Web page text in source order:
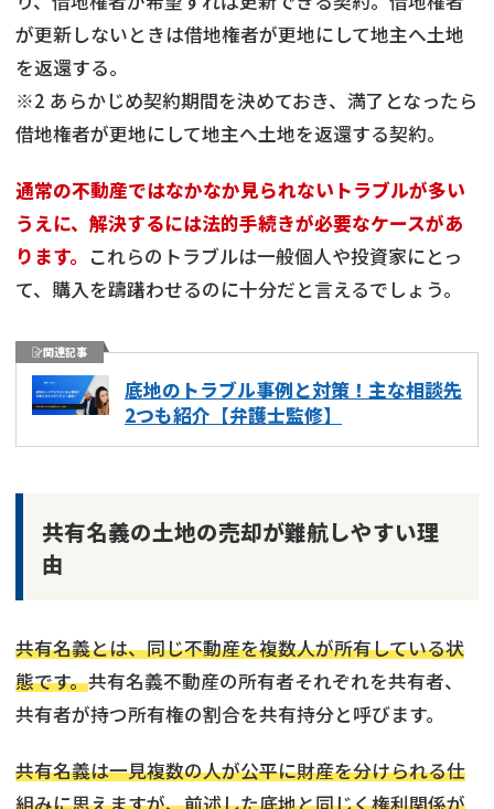
が更新しないときは借地権者が更地にして地主へ土地
を返還する。
※2 あらかじめ契約期間を決めておき、満了となったら
借地権者が更地にして地主へ土地を返還する契約。
通常の不動産ではなかなか見られないトラブルが多い
うえに、解決するには法的手続きが必要なケースがあ
ります。 これらのトラブルは一般個人や投資家にとっ
て、購入を躊躇わせるのに十分だと言えるでしょう。
関連記事
底地のトラブル事例と対策！主な相談先
2つも紹介【弁護士監修】
共有名義の土地の売却が難航しやすい理
由
共有名義とは、同じ不動産を複数人が所有している状
態です。共有名義不動産の所有者それぞれを共有者、
共有者が持つ所有権の割合を共有持分と呼びます。
共有名義は一見複数の人が公平に財産を分けられる仕